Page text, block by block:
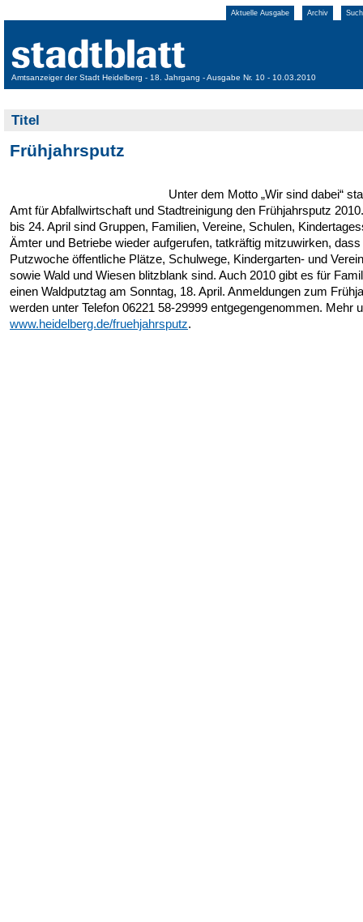
Aktuelle Ausgabe Archiv
Amtsanzeiger der Stadt Heidelberg - 18. Jahrgang - Ausgabe Nr. 10 - 10.03.2010
Titel
Frühjahrsputz
Unter dem Motto „Wir sind dabei“
Amt für Abfallwirtschaft und Stadtreinigung den Frühjahrsputz
bis 24. April sind Gruppen, Familien, Vereine, Schulen,
Ämter und Betriebe wieder aufgerufen, tatkräftig mitzuwirken,
Putzwoche öffentliche Plätze, Schulwege, Kindergarten- und
sowie Wald und Wiesen blitzblank sind. Auch 2010 gibt es für
einen Waldputztag am Sonntag, 18. April. Anmeldungen zum
werden unter Telefon 06221 58-29999 entgegengenommen. Mehr
www.heidelberg.de/fruehjahrsputz.